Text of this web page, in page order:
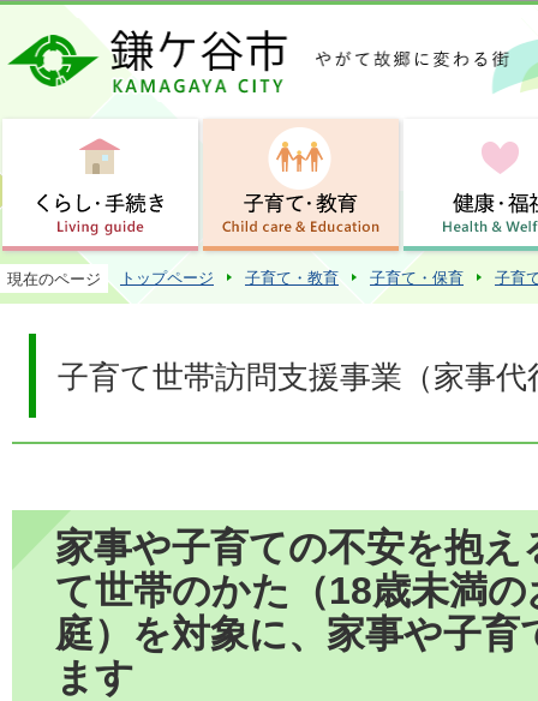
この
現在のページ トップページ 子育て・教育 子育て・保育 子育
子育て世帯訪問支援事業（家事
家事や子育ての不安を抱
て世帯のかた（18歳未満
庭）を対象に、家事や子
ます